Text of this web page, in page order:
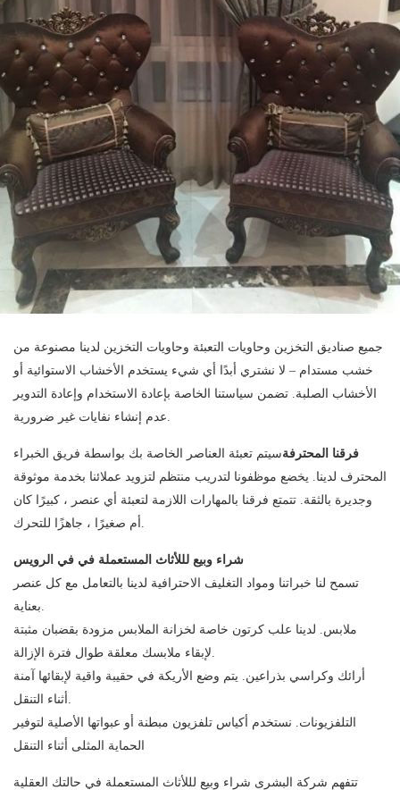
جميع صناديق التخزين وحاويات التعبئة وحاويات التخزين لدينا مصنوعة من
خشب مستدام – لا نشتري أبدًا أي شيء يستخدم الأخشاب الاستوائية أو
الأخشاب الصلبة. تضمن سياستنا الخاصة بإعادة الاستخدام وإعادة التدوير
فرقنا المحترفةسيتم تعبئة العناصر الخاصة بك بواسطة فريق الخبراء
المحترف لدينا. يخضع موظفونا لتدريب منتظم لتزويد عملائنا بخدمة موثوقة
وجديرة بالثقة. تتمتع فرقنا بالمهارات اللازمة لتعبئة أي عنصر ، كبيرًا كان
شراء وبيع لللأثاث المستعملة في في الرويس
تسمح لنا خبراتنا ومواد التغليف الاحترافية لدينا بالتعامل مع كل عنصر
ملابس. لدينا علب كرتون خاصة لخزانة الملابس مزودة بقضبان مثبتة
أرائك وكراسي بذراعين. يتم وضع الأريكة في حقيبة واقية لإبقائها آمنة
التلفزيونات. نستخدم أكياس تلفزيون مبطنة أو عبواتها الأصلية لتوفير
الحماية المثلى أثناء التنقل
تتفهم شركة البشرى شراء وبيع لللأثاث المستعملة في حالتك العقلية